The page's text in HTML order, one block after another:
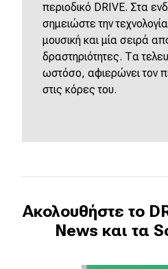
περιοδικό DRIVE. Στα
σημειώστε την
μουσική και μία σειρά
δραστηριότητες. Τα
ωστόσο, αφιερώνει τον
στις κόρες του.
Ακολουθήστε το
News και τα